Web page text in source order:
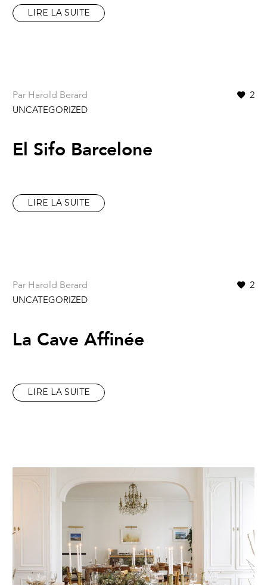
LIRE LA SUITE
2
Par Harold Berard
UNCATEGORIZED
El Sifo Barcelone
LIRE LA SUITE
2
Par Harold Berard
UNCATEGORIZED
La Cave Affinée
LIRE LA SUITE